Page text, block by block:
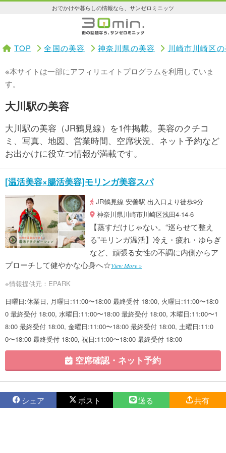
おでかけや暮らしの情報なら、サンゼロミニッツ
TOP 全国の美容 神奈川県の美容 川崎市川崎区
※本サイトは一部にアフィリエイトプログラムを利用していま
す。
大川駅の美容
大川駅の美容（JR鶴見線）を1件掲載。美容のクチコ
ミ、写真、地図、営業時間、空席状況、ネット予約など
お出かけに役立つ情報が満載です。
[温活美容×腸活美容]モリンガ美容スパ
JR鶴見線 安善駅 出入口より徒歩9分
神奈川県川崎市川崎区浅田4-14-6
【蒸すだけじゃない。“巡らせて整え
る”モリンガ温活】冷え・疲れ・ゆらぎ
など、頑張る女性の不調に内側からア
プローチして健やかな心身へ☆View More »
※情報提供元：EPARK
日曜日:休業日, 月曜日:11:00〜18:00 最終受付 18:00, 火曜日:11:00〜18:0
0 最終受付 18:00, 水曜日:11:00〜18:00 最終受付 18:00, 木曜日:11:00〜1
8:00 最終受付 18:00, 金曜日:11:00〜18:00 最終受付 18:00, 土曜日:11:0
0〜18:00 最終受付 18:00, 祝日:11:00〜18:00 最終受付 18:00
空席確認・ネット予約
シェア ポスト 送る 共有